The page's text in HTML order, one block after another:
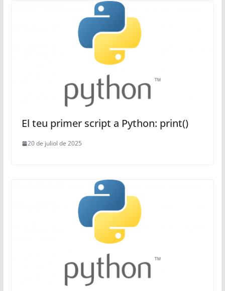
El teu primer script a Python: print()
20 de juliol de 2025